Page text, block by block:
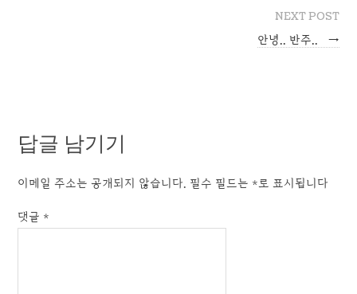
NEXT POST
안녕.. 반주.. →
답글 남기기
이메일 주소는 공개되지 않습니다. 필수 필드는 *로 표시됩니다
댓글 *